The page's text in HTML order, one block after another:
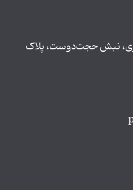
نبش حجت‌دوست، پلاک